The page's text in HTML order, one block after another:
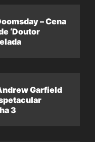
– Cena
‘Doutor
Garfield
3